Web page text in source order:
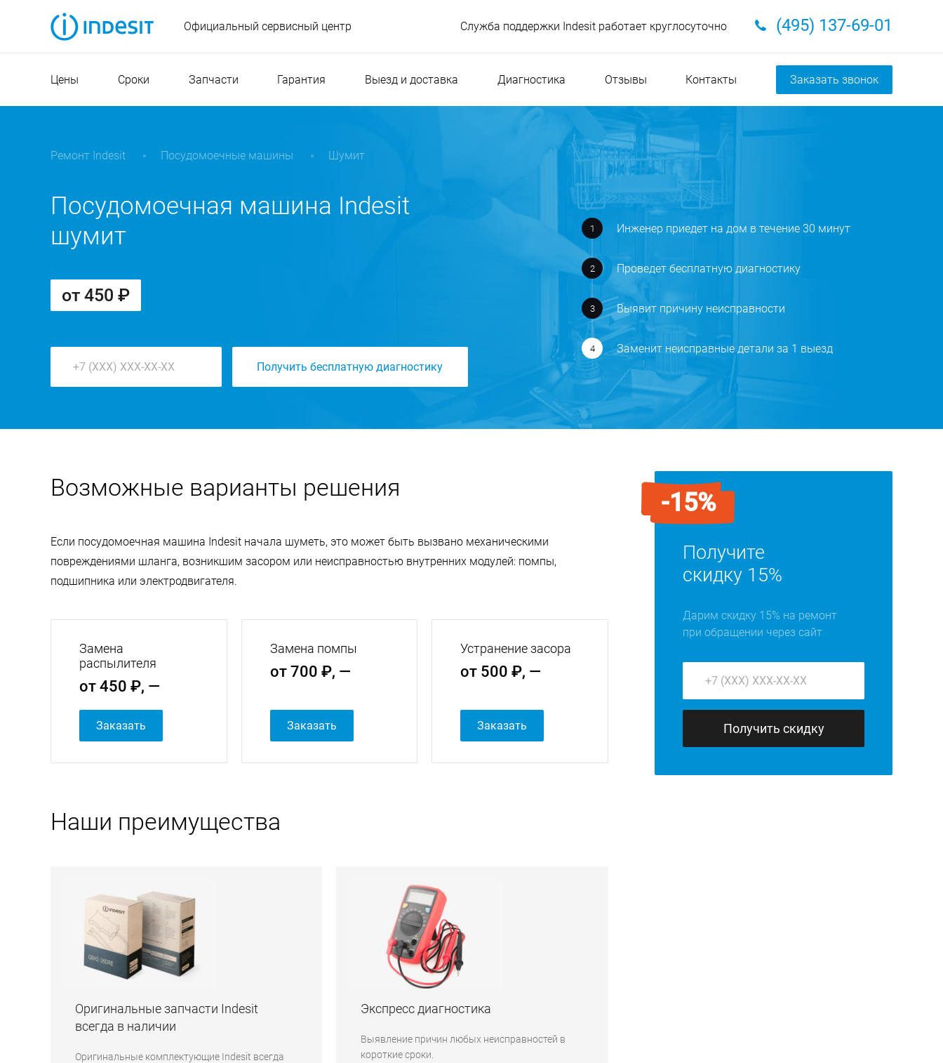
Официальный сервисный центр Служба поддержки Indesit работает круглосуточно (495) 137-69-01
Цены Сроки Запчасти Гарантия Выезд и доставка Диагностика Отзывы Контакты Заказать звонок
Ремонт Indesit Посудомоечные машины Шумит
Посудомоечная машина Indesit
шумит
от 450 ₽
Получить бесплатную диагностику
Инженер приедет на дом в течение 30 минут
Проведет бесплатную диагностику
Выявит причину неисправности
Заменит неисправные детали за 1 выезд
Возможные варианты решения
Если посудомоечная машина Indesit начала шуметь, это может быть вызвано механическими
повреждениями шланга, возникшим засором или неисправностью внутренних модулей: помпы,
подшипника или электродвигателя.
Замена
распылителя
от 450 ₽, —
Заказать
Замена помпы
от 700 ₽, —
Заказать
Устранение засора
от 500 ₽, —
Заказать
Наши преимущества
Оригинальные запчасти Indesit
всегда в наличии
Оригинальные комплектующие Indesit всегда
Экспресс диагностика
Выявление причин любых неисправностей в
короткие сроки.
-15%
Получите
скидку 15%
Дарим скидку 15% на ремонт
при обращении через сайт
Получить скидку